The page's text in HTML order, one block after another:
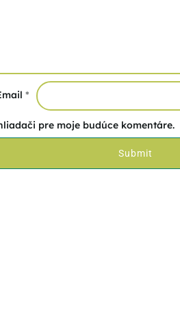
*
pre moje budúce komentáre.